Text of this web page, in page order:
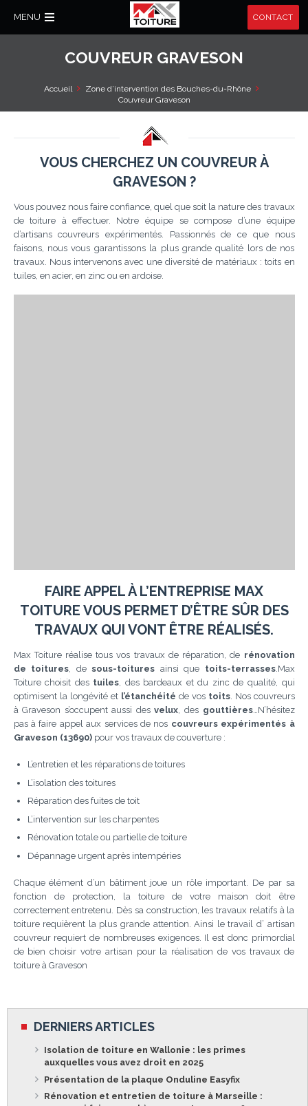
MENU CONTACT
COUVREUR GRAVESON
Accueil
Zone d’intervention des Bouches-du-Rhône
Couvreur Graveson
VOUS CHERCHEZ UN COUVREUR À
GRAVESON ?
Vous pouvez nous faire confiance, quel que soit la nature des travaux
de toiture à effectuer. Notre équipe se compose d’une équipe
d’artisans couvreurs expérimentés. Passionnés de ce que nous
faisons, nous vous garantissons la plus grande qualité lors de nos
travaux. Nous intervenons avec une diversité de matériaux : toits en
tuiles, en acier, en zinc ou en ardoise.
FAIRE APPEL À L’ENTREPRISE MAX
TOITURE VOUS PERMET D’ÊTRE SÛR DES
TRAVAUX QUI VONT ÊTRE RÉALISÉS.
Max Toiture réalise tous vos travaux de réparation, de rénovation
de toitures , de sous-toitures ainsi que toits-terrasses.Max
Toiture choisit des tuiles , des bardeaux et du zinc de qualité, qui
optimisent la longévité et l’étanchéité de vos toits. Nos couvreurs
à Graveson s’occupent aussi desvelux , des gouttières…N’hésitez
pas à faire appel aux services de nos couvreurs expérimentés à
Graveson (13690)pour vos travaux de couverture :
L’entretien et les réparations de toitures
L’isolation des toitures
Réparation des fuites de toit
L’intervention sur les charpentes
Rénovation totale ou partielle de toiture
Dépannage urgent après intempéries
Chaque élément d’un bâtiment joue un rôle important. De par sa
fonction de protection, la toiture de votre maison doit être
correctement entretenu. Dès sa construction, les travaux relatifs à la
toiture requièrent la plus grande attention. Ainsi le travail d’ artisan
couvreur requiert de nombreuses exigences. Il est donc primordial
de bien choisir votre artisan pour la réalisation de vos travaux de
toiture à Graveson
DERNIERS ARTICLES
Isolation de toiture en Wallonie : les primes
auxquelles vous avez droit en 2025
Présentation de la plaque Onduline Easyfix
Rénovation et entretien de toiture à Marseille :